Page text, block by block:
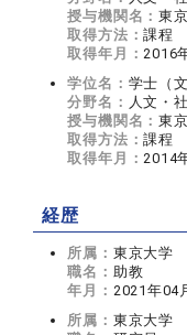
授与機関名：東
取得方法：課程
取得年月：2016
学位名： 学士（文
分野名： 人文・
授与機関名：東
取得方法：課程
取得年月：2014
経歴
所属： 東京大学
職名： 助教
年月： 2021年04
所属： 東京大学